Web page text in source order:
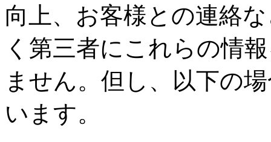
向上、お客様との連絡
く第三者にこれらの情
ません。但し、以下の
います。